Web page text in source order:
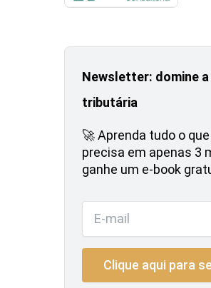
Newsletter: domine
tributária
🚀 Aprenda tudo o
precisa em apenas 3
ganhe um e-book